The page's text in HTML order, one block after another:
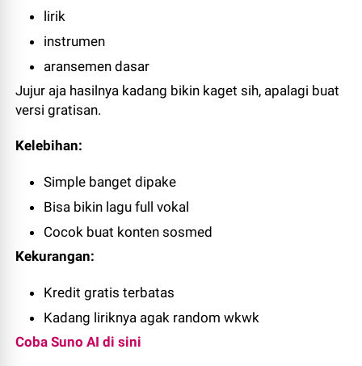
lirik
instrumen
aransemen dasar
Jujur aja hasilnya kadang bikin kaget sih, apalagi buat
versi gratisan.
Kelebihan:
Simple banget dipake
Bisa bikin lagu full vokal
Cocok buat konten sosmed
Kekurangan:
Kredit gratis terbatas
Kadang liriknya agak random wkwk
Coba Suno AI di sini